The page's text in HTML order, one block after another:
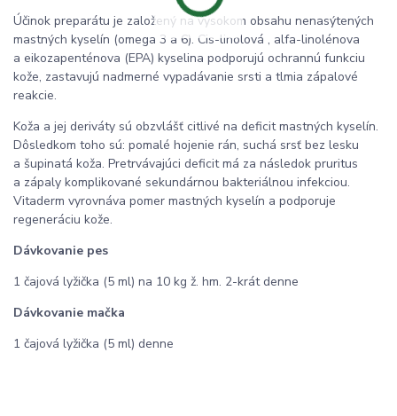
Účinok preparátu je založený na vysokom obsahu nenasýtených
mastných kyselín (omega 3 a 6). Cis-linolová , alfa-linolénova
a eikozapenténova (EPA) kyselina podporujú ochrannú funkciu
kože, zastavujú nadmerné vypadávanie srsti a tlmia zápalové
reakcie.
Koža a jej deriváty sú obzvlášť citlivé na deficit mastných kyselín.
Dôsledkom toho sú: pomalé hojenie rán, suchá srsť bez lesku
a šupinatá koža. Pretrvávajúci deficit má za následok pruritus
a zápaly komplikované sekundárnou bakteriálnou infekciou.
Vitaderm vyrovnáva pomer mastných kyselín a podporuje
regeneráciu kože.
Dávkovanie pes
1 čajová lyžička (5 ml) na 10 kg ž. hm. 2-krát denne
Dávkovanie mačka
1 čajová lyžička (5 ml) denne